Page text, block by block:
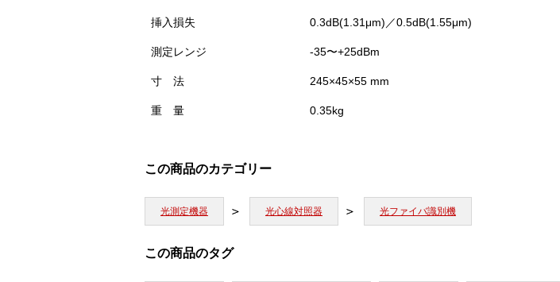
挿入損失 0.3dB(1.31μm)／0.5dB(1.55μm)
測定レンジ -35〜+25dBm
寸 法 245×45×55 mm
重 量 0.35kg
この商品のカテゴリー
光測定機器 光心線対照器 光ファイバ識別機
この商品のタグ